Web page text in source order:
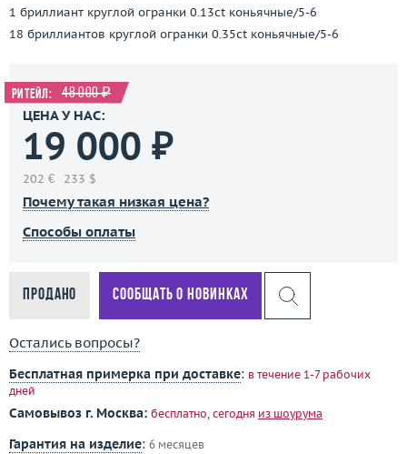
1 бриллиант круглой огранки 0.13ct коньячные/5-6
18 бриллиантов круглой огранки 0.35ct коньячные/5-6
Ритейл: 48 000 ₽
ЦЕНА У НАС:
19 000 ₽
202 € 233 $
Почему такая низкая цена?
Способы оплаты
Продано Сообщать о новинках
Остались вопросы?
Бесплатная примерка при доставке: в течение 1-7 рабочих
дней
Самовывоз г. Москва: бесплатно, сегодня из шоурума
Гарантия на изделие: 6 месяцев